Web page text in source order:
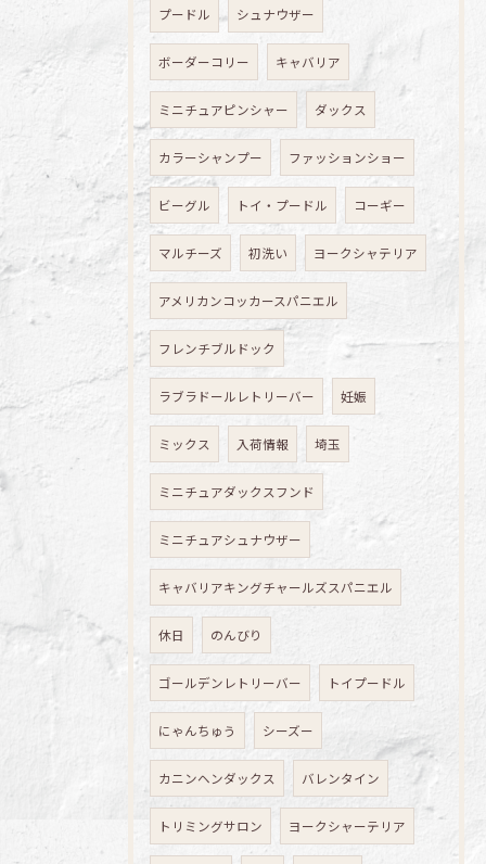
プードル シュナウザー
ボーダーコリー キャバリア
ミニチュアピンシャー ダックス
カラーシャンプー ファッションショー
ビーグル トイ・プードル コーギー
マルチーズ 初洗い ヨークシャテリア
アメリカンコッカースパニエル
フレンチブルドック
ラブラドールレトリーバー 妊娠
ミックス 入荷情報 埼玉
ミニチュアダックスフンド
ミニチュアシュナウザー
キャバリアキングチャールズスパニエル
休日 のんびり
ゴールデンレトリーバー トイプードル
にゃんちゅう シーズー
カニンヘンダックス バレンタイン
トリミングサロン ヨークシャーテリア